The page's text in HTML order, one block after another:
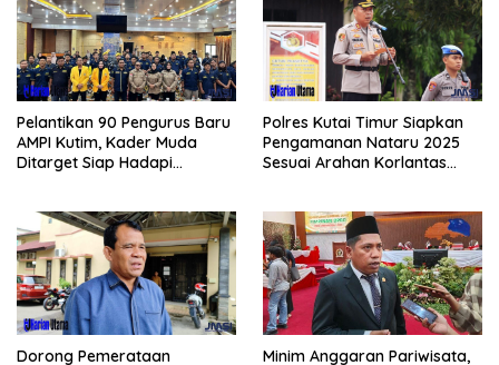
Pelantikan 90 Pengurus Baru
AMPI Kutim, Kader Muda
Ditarget Siap Hadapi
Polres Kutai Timur Siapkan
Pengamanan Nataru 2025
Sesuai Arahan Korlantas
Dorong Pemerataan
Minim Anggaran Pariwisata,